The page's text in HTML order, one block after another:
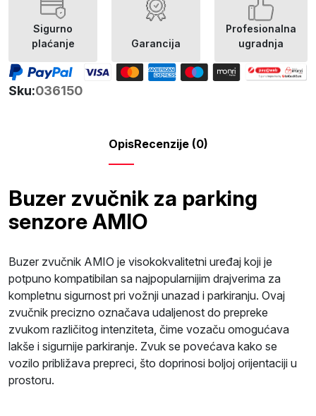
Sigurno
plaćanje
Garancija
Profesionalna
ugradnja
Sku:036150
OpisRecenzije (0)
Buzer zvučnik za parking
senzore AMIO
Buzer zvučnik AMIO je visokokvalitetni uređaj koji je
potpuno kompatibilan sa najpopularnijim drajverima za
kompletnu sigurnost pri vožnji unazad i parkiranju. Ovaj
zvučnik precizno označava udaljenost do prepreke
zvukom različitog intenziteta, čime vozaču omogućava
lakše i sigurnije parkiranje. Zvuk se povećava kako se
vozilo približava prepreci, što doprinosi boljoj orijentaciji u
prostoru.